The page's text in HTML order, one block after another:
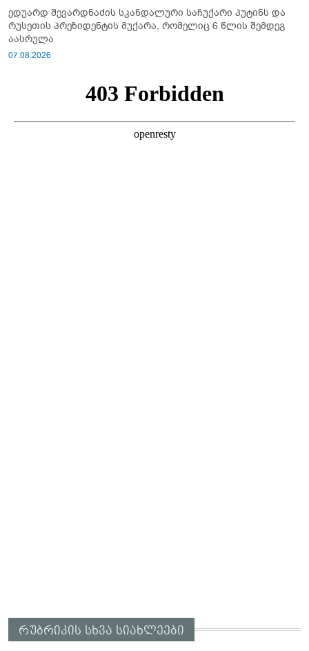
ედუარდ შევარდნაძის სკანდალური საჩუქარი პუტინს და
რუსეთის პრეზიდენტის მუქარა, რომელიც 6 წლის შემდეგ
აასრულა
07.08.2026
რუბრიკის სხვა სიახლეები